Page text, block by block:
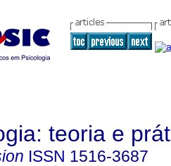
teoria e
ISSN 1516-3687